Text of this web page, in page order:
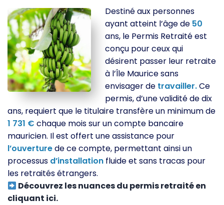
Destiné aux personnes
ayant atteint l’âge de 50
ans, le Permis Retraité est
conçu pour ceux qui
désirent passer leur retraite
à l’Île Maurice sans
envisager de travailler.Ce
permis, d’une validité de dix
ans, requiert que le titulaire transfère un minimum de
1 731 € chaque mois sur un compte bancaire
mauricien. Il est offert une assistance pour
l’ouverturede ce compte, permettant ainsi un
processus d’installation fluide et sans tracas pour
les retraités étrangers.
Découvrez les nuances du permis retraité en
cliquant ici.